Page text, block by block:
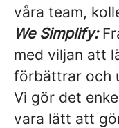
våra team,
We Simplify:
med viljan att
förbättrar och
Vi gör det
vara lätt att